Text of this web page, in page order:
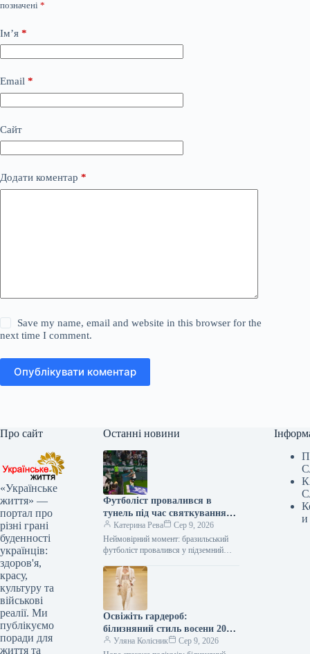
позначені *
Ім’я *
Email *
Сайт
Додати коментар *
Save my name, email and website in this browser for the
next time I comment.
Опублікувати коментар
Про сайт
«Українське
життя» —
портал про
різні грані
буденності
українців:
здоров'я,
красу,
культуру та
військові
реалії. Ми
публікуємо
поради для
життя та
Останні новини
Футболіст провалився в
тунель під час святкування
голу: відео курйозного
падіння
Катерина Рева
Сер 9, 2026
Неймовірний момент: бразильський
футболіст провалився у підземний
Інцидент, що викликав чималий
резонанс, стався 8 серпня…
Освіжіть гардероб:
білизняний стиль восени 2026
– від корсетів до комбінацій
Уляна Колісник
Сер 9, 2026
и